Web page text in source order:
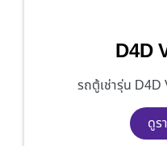
D4D
รถตู้เช่ารุ่น
ดูร